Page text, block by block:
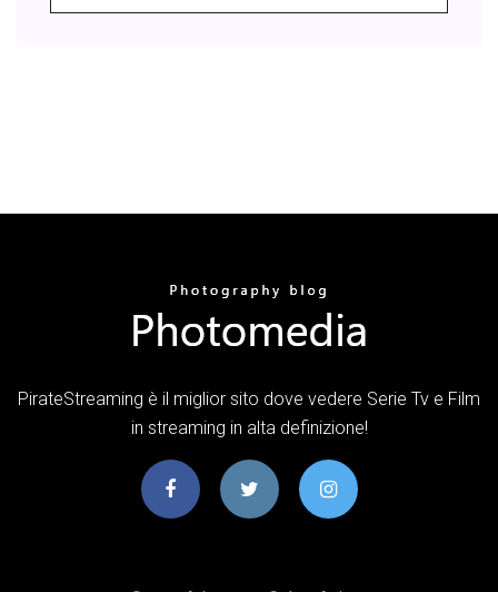
PirateStreaming è il miglior sito dove vedere Serie Tv e Film
in streaming in alta definizione!